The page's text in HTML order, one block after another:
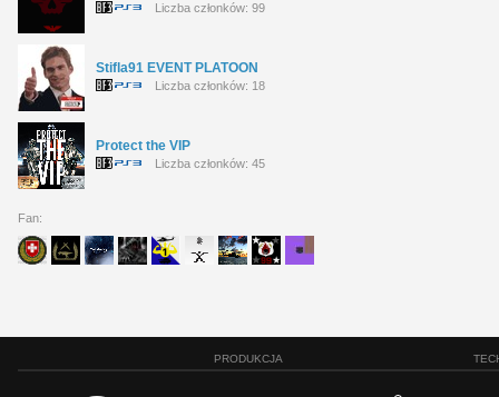
Liczba członków: 99
Stifla91 EVENT PLATOON
Liczba członków: 18
Protect the VIP
Liczba członków: 45
Fan:
PRODUKCJA